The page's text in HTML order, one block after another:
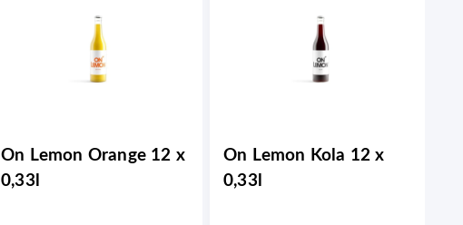
On Lemon Orange 12 x
0,33l
On Lemon Kola 12 x
0,33l